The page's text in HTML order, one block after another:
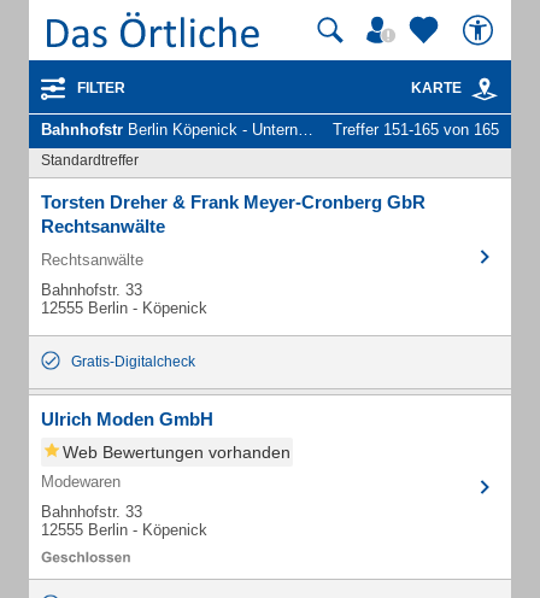
FILTER KARTE
Bahnhofstr Berlin Köpenick - Unternehmen und Personen Treffer 151-165 von 165
Standardtreffer
Torsten Dreher & Frank Meyer-Cronberg GbR
Rechtsanwälte
Rechtsanwälte
Bahnhofstr. 33
12555 Berlin - Köpenick
Gratis-Digitalcheck
Ulrich Moden GmbH
Web Bewertungen vorhanden
Modewaren
Bahnhofstr. 33
12555 Berlin - Köpenick